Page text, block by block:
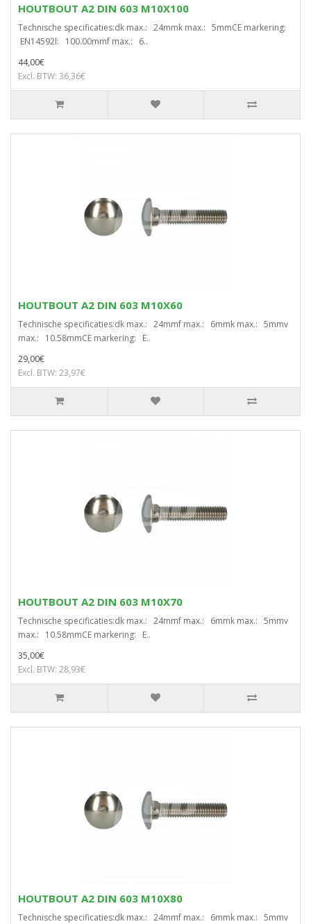
HOUTBOUT A2 DIN 603 M10X100
Technische specificaties:dk max.: 24mmk max.: 5mmCE markering:
EN14592l: 100.00mmf max.: 6..
44,00€
Excl. BTW: 36,36€
HOUTBOUT A2 DIN 603 M10X60
Technische specificaties:dk max.: 24mmf max.: 6mmk max.: 5mmv
max.: 10.58mmCE markering: E..
29,00€
Excl. BTW: 23,97€
HOUTBOUT A2 DIN 603 M10X70
Technische specificaties:dk max.: 24mmf max.: 6mmk max.: 5mmv
max.: 10.58mmCE markering: E..
35,00€
Excl. BTW: 28,93€
HOUTBOUT A2 DIN 603 M10X80
Technische specificaties:dk max.: 24mmf max.: 6mmk max.: 5mmv